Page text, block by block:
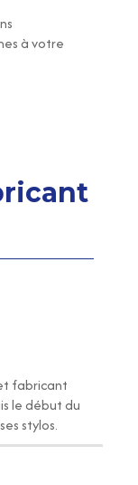
à votre
fabricant
le début du
stylos.